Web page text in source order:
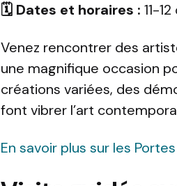
🗓️ Dates et horaires : 11-
Venez rencontrer des
une magnifique occasion
créations variées, des
font vibrer l’art
En savoir plus sur les